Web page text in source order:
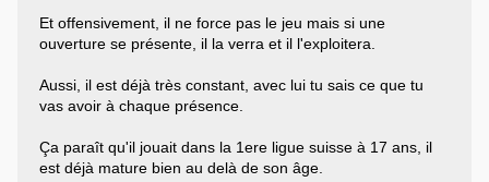
Et offensivement, il ne force pas le jeu mais si une
ouverture se présente, il la verra et il l'exploitera.
Aussi, il est déjà très constant, avec lui tu sais ce que tu
vas avoir à chaque présence.
Ça paraît qu'il jouait dans la 1ere ligue suisse à 17 ans, il
est déjà mature bien au delà de son âge.